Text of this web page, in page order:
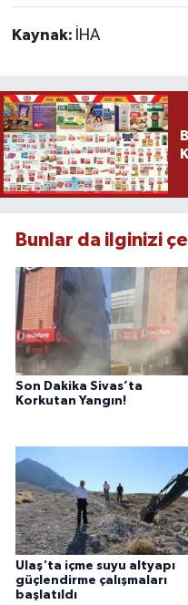
Kaynak: İHA
Bunlar da ilginizi
Son Dakika Sivas’ta
Korkutan Yangın!
Ulaş'ta içme suyu altyapı
güçlendirme çalışmaları
başlatıldı